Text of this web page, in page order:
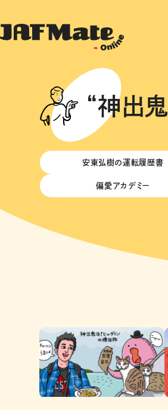
“神出
安東弘樹の運転履歴書
偏愛アカデミー